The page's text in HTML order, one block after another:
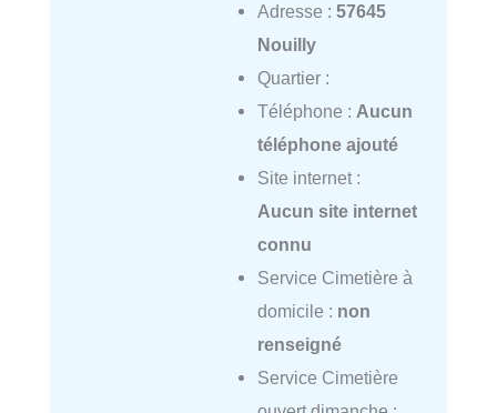
Adresse : 57645
Nouilly
Quartier :
Téléphone : Aucun
téléphone ajouté
Site internet :
Aucun site internet
connu
Service Cimetière à
domicile : non
renseigné
Service Cimetière